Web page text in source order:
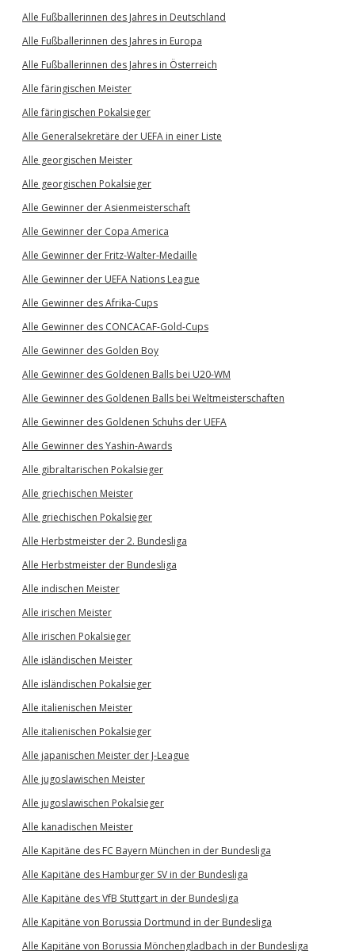
Alle Fußballerinnen des Jahres in Deutschland
Alle Fußballerinnen des Jahres in Europa
Alle Fußballerinnen des Jahres in Österreich
Alle färingischen Meister
Alle färingischen Pokalsieger
Alle Generalsekretäre der UEFA in einer Liste
Alle georgischen Meister
Alle georgischen Pokalsieger
Alle Gewinner der Asienmeisterschaft
Alle Gewinner der Copa America
Alle Gewinner der Fritz-Walter-Medaille
Alle Gewinner der UEFA Nations League
Alle Gewinner des Afrika-Cups
Alle Gewinner des CONCACAF-Gold-Cups
Alle Gewinner des Golden Boy
Alle Gewinner des Goldenen Balls bei U20-WM
Alle Gewinner des Goldenen Balls bei Weltmeisterschaften
Alle Gewinner des Goldenen Schuhs der UEFA
Alle Gewinner des Yashin-Awards
Alle gibraltarischen Pokalsieger
Alle griechischen Meister
Alle griechischen Pokalsieger
Alle Herbstmeister der 2. Bundesliga
Alle Herbstmeister der Bundesliga
Alle indischen Meister
Alle irischen Meister
Alle irischen Pokalsieger
Alle isländischen Meister
Alle isländischen Pokalsieger
Alle italienischen Meister
Alle italienischen Pokalsieger
Alle japanischen Meister der J-League
Alle jugoslawischen Meister
Alle jugoslawischen Pokalsieger
Alle kanadischen Meister
Alle Kapitäne des FC Bayern München in der Bundesliga
Alle Kapitäne des Hamburger SV in der Bundesliga
Alle Kapitäne des VfB Stuttgart in der Bundesliga
Alle Kapitäne von Borussia Dortmund in der Bundesliga
Alle Kapitäne von Borussia Mönchengladbach in der Bundesliga